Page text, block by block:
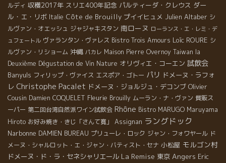
ルディ 収穫2017年 スリエ400年記念 パルティーダ・クレウス ダー
ル・エ・リボ Italie Côte de Brouilly プイイヒュメ Julien Altaber シ
ルヴァン・オエッシュ ジャジャキスタン 南ローヌ ローランス・エ・レミ・デ
ュフェートル ヴァランタン・ヴァレス Bistro Trois Amours Loïc ROURE シ
ルヴァン・リショーム 沖縄 パカレ Maison Pierre Overnoy Taiwan la
Deuxième Dégustation de Vin Nature オリヴィエ・コーエン 試飲会
Banyuls フィリップ・ヴァイス エスポア・ゴトー パリ ドメーヌ・ラフォ
レ Christophe Pacalet ドメーヌ・ジョルジュ・デコンブ Olivier
Cousin Damien COQUELET Fleurie Brouilly ムーラン・ナ・ヴァン 質販ス
ーパー 第二回台湾自然派ワイン試飲会 Rhône Bistro MARUGO Maruyama
Hiroto お好み焼き・きじ「さんて寛」 Assignan ラングドック
Narbonne DAMIEN BUREAU プリューレ・ロック ジャン・フォワヤール ド
メーヌ・シャルロット・エ・ジャン・バティスト・セナ 小松屋 モルゴン村
ドメーヌ・ド・ラ・セネシャリエール La Remise 東京 Angers Eric